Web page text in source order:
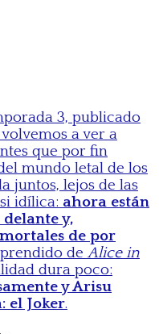
3, publicado
a ver a
que por fin
mundo letal de los
juntos, lejos de las
idílica: ahora están
y,
de por
deAlice in
dura poco:
y Arisu
el Joker.